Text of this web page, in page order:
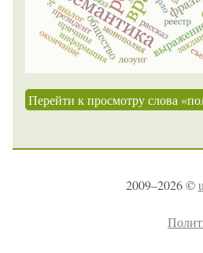
Перейти к просмотру слова
2009–2026 ©